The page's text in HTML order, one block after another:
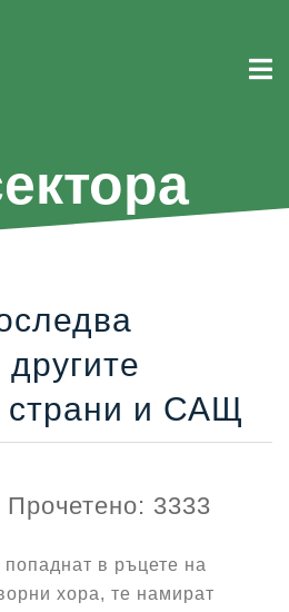
страни и САЩ
Прочетено: 3333
в ръцете на
хора, те намират